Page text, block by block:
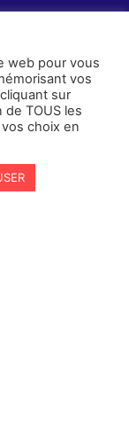
web pour vous
vos
sur
TOUS les
choix en